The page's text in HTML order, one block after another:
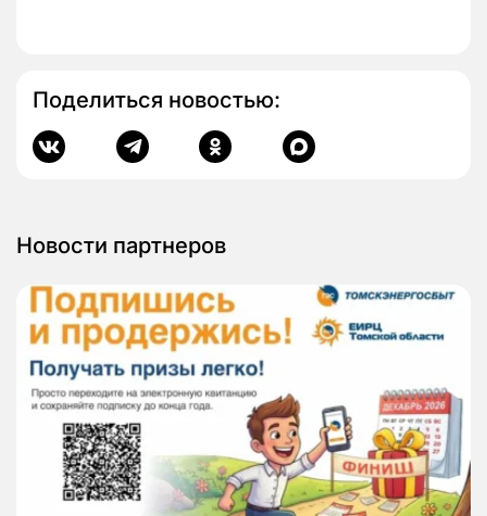
Поделиться новостью:
Новости партнеров